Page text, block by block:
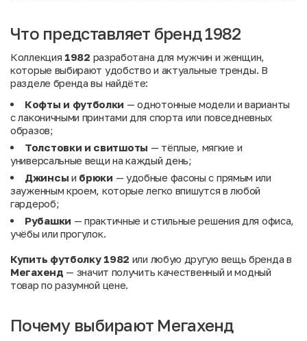
Что представляет бренд 1982
Коллекция 1982 разработана для мужчин и женщин,
которые выбирают удобство и актуальные тренды. В
разделе бренда вы найдёте:
Кофты и футболки — однотонные модели и варианты
с лаконичными принтами для спорта или повседневных
образов;
Толстовки и свитшоты — тёплые, мягкие и
универсальные вещи на каждый день;
Джинсы и брюки — удобные фасоны с прямым или
зауженным кроем, которые легко впишутся в любой
гардероб;
Рубашки — практичные и стильные решения для офиса,
учёбы или прогулок.
Купить футболку 1982 или любую другую вещь бренда в
Мегахенд — значит получить качественный и модный
товар по разумной цене.
Почему выбирают Мегахенд